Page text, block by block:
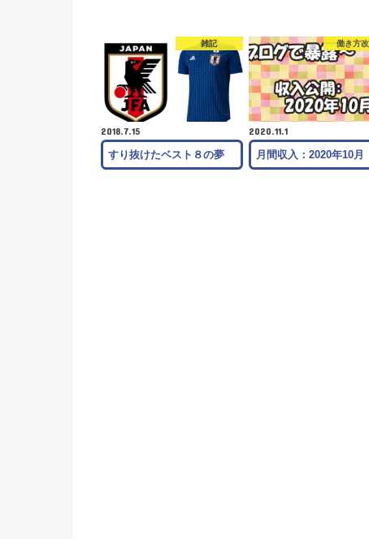
雑記
2018.7.15
すり抜けたベスト８の夢
働き方
2020.11.1
月間収入：2020年10月